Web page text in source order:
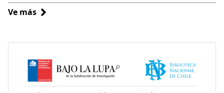
Ve más sobre
emergente